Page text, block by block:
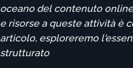
oceano del contenuto
e risorse a queste attività è
articolo, esploreremo
strutturato